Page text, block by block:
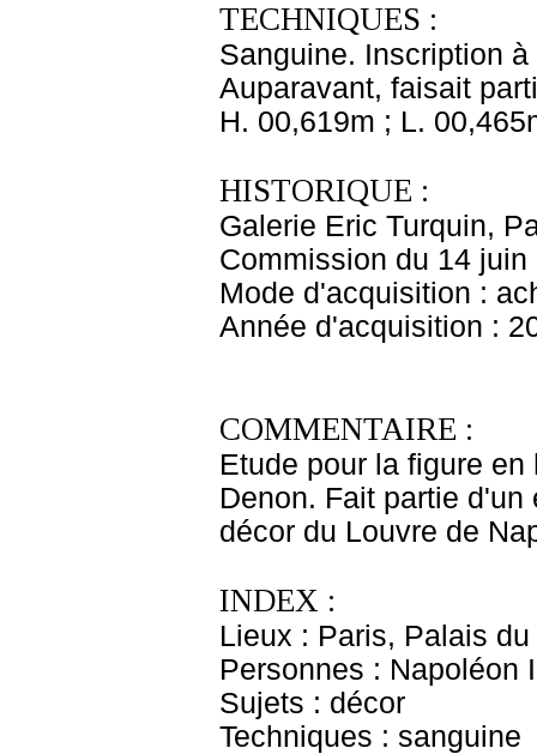
TECHNIQUES :
Sanguine. Inscription
Auparavant, faisait
H. 00,619m ; L.
HISTORIQUE :
Galerie Eric Turquin,
Commission du 14
Mode d'acquisition :
Année d'acquisition :
COMMENTAIRE :
Etude pour la figure
Denon. Fait partie
décor du Louvre de
INDEX :
Lieux : Paris, Palais
Personnes : Napoléon
Sujets : décor
Techniques : sanguine